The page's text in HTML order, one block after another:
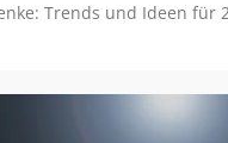
Trends und Ideen für